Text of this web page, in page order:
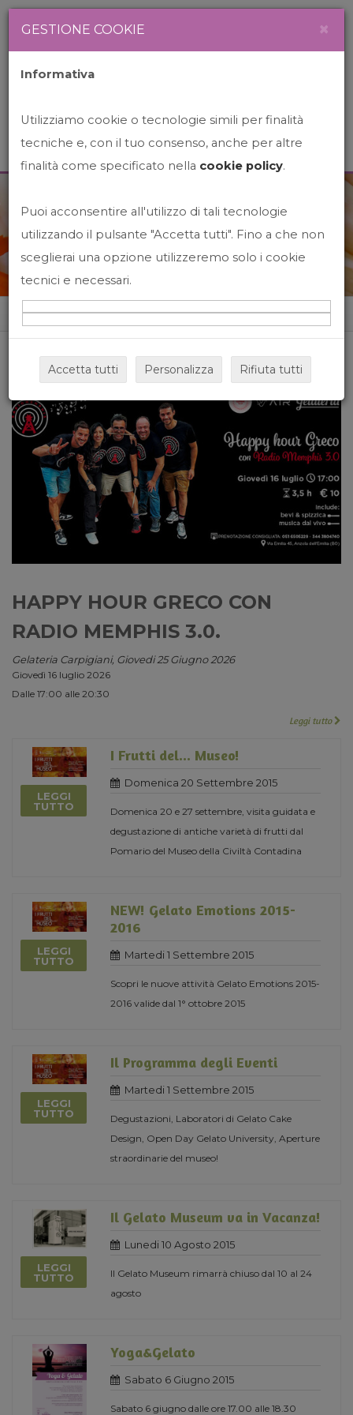
News&Events
Home News&events
HAPPY HOUR GRECO CON
RADIO MEMPHIS 3.0.
Gelateria Carpigiani, Giovedi 25 Giugno 2026
Giovedì 16 luglio 2026
Dalle 17:00 alle 20:30
Leggi tutto
LEGGI
TUTTO
I Frutti del... Museo!
Domenica 20 Settembre 2015
Domenica 20 e 27 settembre, visita guidata e
degustazione di antiche varietà di frutti dal
Pomario del Museo della Civiltà Contadina
LEGGI
TUTTO
NEW! Gelato Emotions 2015-
2016
Martedi 1 Settembre 2015
Scopri le nuove attività Gelato Emotions 2015-
2016 valide dal 1° ottobre 2015
LEGGI
TUTTO
Il Programma degli Eventi
Martedi 1 Settembre 2015
Degustazioni, Laboratori di Gelato Cake
Design, Open Day Gelato University, Aperture
straordinarie del museo!
LEGGI
TUTTO
Il Gelato Museum va in Vacanza!
Lunedi 10 Agosto 2015
Il Gelato Museum rimarrà chiuso dal 10 al 24
agosto
Yoga&Gelato
Sabato 6 Giugno 2015
Sabato 6 giugno dalle ore 17.00 alle 18.30
GESTIONE COOKIE ×
Informativa
Utilizziamo cookie o tecnologie simili per finalità
tecniche e, con il tuo consenso, anche per altre
finalità come specificato nella cookie policy.
Puoi acconsentire all'utilizzo di tali tecnologie
utilizzando il pulsante "Accetta tutti". Fino a che non
sceglierai una opzione utilizzeremo solo i cookie
tecnici e necessari.
Accetta tutti Personalizza Rifiuta tutti